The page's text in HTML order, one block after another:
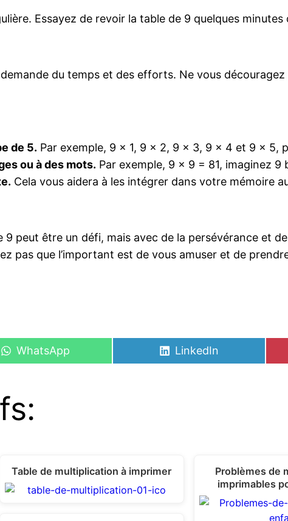
Essayez de revoir la table de 9 quelques minutes
du temps et des efforts. Ne vous
de 5. Par exemple, 9 x 1, 9 x 2, 9 x 3, 9 x 4 et 9 x 5,
ou à des mots. Par exemple, 9 x 9 = 81, imaginez
Cela vous aidera à les intégrer dans votre mémoire
peut être un défi, mais avec de la persévérance et
pas que l’important est de vous amuser et de
Share
on
WhatsApp
Share
on
LinkedIn
Table de multiplication à imprimer
Problèmes de
imprimables